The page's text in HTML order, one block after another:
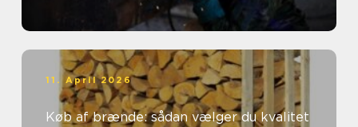
11. April 2026
Køb af brænde: sådan vælger du kvalitet